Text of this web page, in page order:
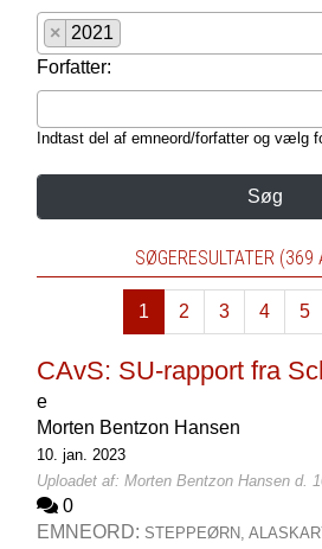
×
2021
Forfatter:
Indtast del af emneord/forfatter og vælg
Søg
SØGERESULTATER (369
1 2 3 4 5
CAvS: SU-rapport fra
e
Morten Bentzon Hansen
10. jan. 2023
Uploadet af: Morten Bentzon Hansen d.
0
EMNEORD: STEPPEØRN,